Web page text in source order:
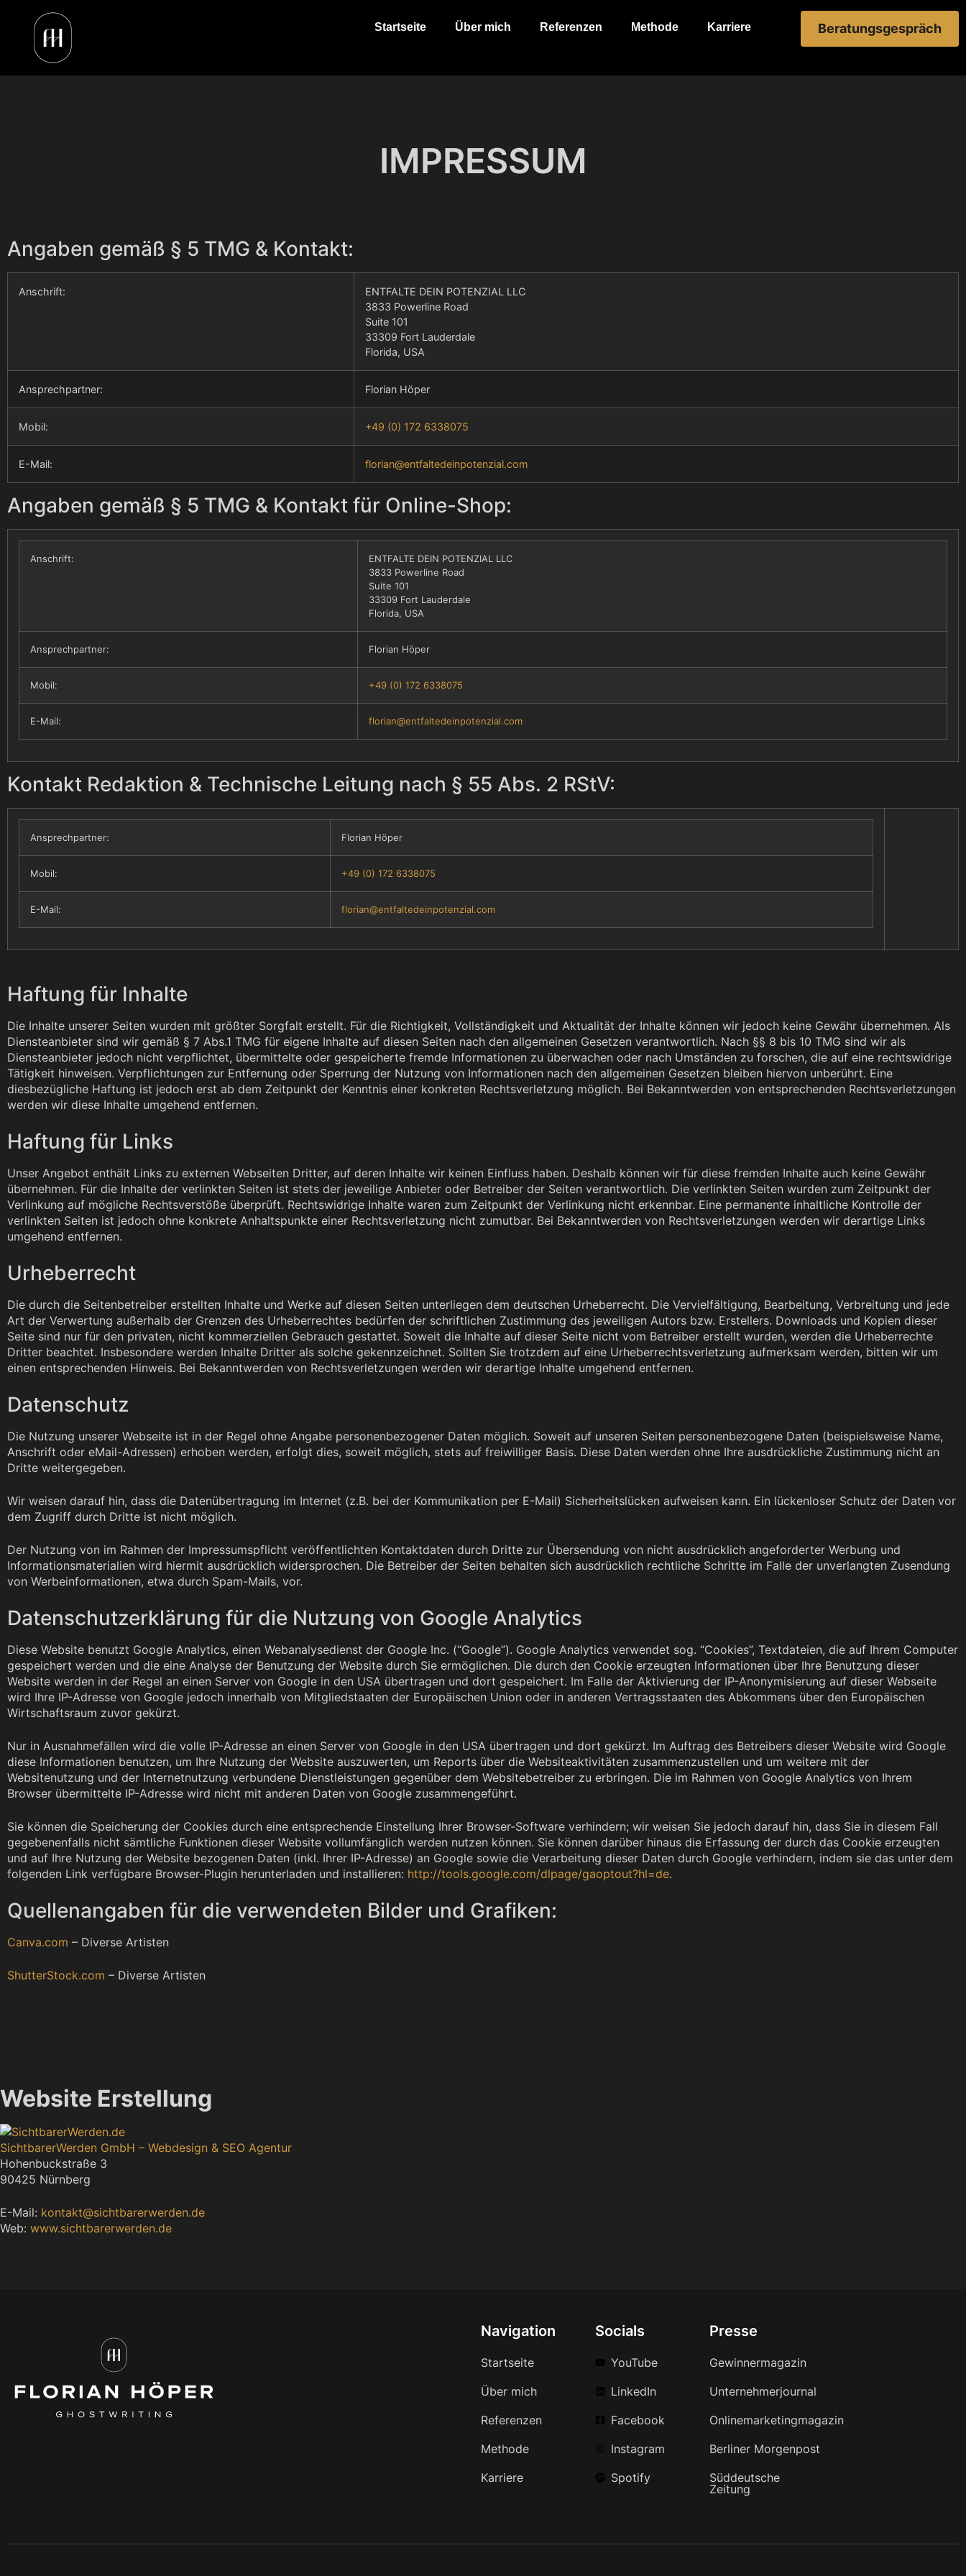
Startseite Über mich Referenzen Methode Karriere Beratungsgespräch
IMPRESSUM
Angaben gemäß § 5 TMG & Kontakt:
Anschrift:
ENTFALTE DEIN POTENZIAL LLC
3833 Powerline Road
Suite 101
33309 Fort Lauderdale
Florida, USA
Ansprechpartner: Florian Höper
Mobil: +49 (0) 172 6338075
E-Mail: florian@entfaltedeinpotenzial.com
Angaben gemäß § 5 TMG & Kontakt für Online-Shop:
Anschrift:
ENTFALTE DEIN POTENZIAL LLC
3833 Powerline Road
Suite 101
33309 Fort Lauderdale
Florida, USA
Ansprechpartner: Florian Höper
Mobil: +49 (0) 172 6338075
E-Mail: florian@entfaltedeinpotenzial.com
Kontakt Redaktion & Technische Leitung nach § 55 Abs. 2 RStV:
Ansprechpartner: Florian Höper
Mobil: +49 (0) 172 6338075
E-Mail: florian@entfaltedeinpotenzial.com
Haftung für Inhalte
Die Inhalte unserer Seiten wurden mit größter Sorgfalt erstellt. Für die Richtigkeit, Vollständigkeit und Aktualität der Inhalte können wir jedoch keine Gewähr übernehmen. Als
Diensteanbieter sind wir gemäß § 7 Abs.1 TMG für eigene Inhalte auf diesen Seiten nach den allgemeinen Gesetzen verantwortlich. Nach §§ 8 bis 10 TMG sind wir als
Diensteanbieter jedoch nicht verpflichtet, übermittelte oder gespeicherte fremde Informationen zu überwachen oder nach Umständen zu forschen, die auf eine rechtswidrige
Tätigkeit hinweisen. Verpflichtungen zur Entfernung oder Sperrung der Nutzung von Informationen nach den allgemeinen Gesetzen bleiben hiervon unberührt. Eine
diesbezügliche Haftung ist jedoch erst ab dem Zeitpunkt der Kenntnis einer konkreten Rechtsverletzung möglich. Bei Bekanntwerden von entsprechenden Rechtsverletzungen
werden wir diese Inhalte umgehend entfernen.
Haftung für Links
Unser Angebot enthält Links zu externen Webseiten Dritter, auf deren Inhalte wir keinen Einfluss haben. Deshalb können wir für diese fremden Inhalte auch keine Gewähr
übernehmen. Für die Inhalte der verlinkten Seiten ist stets der jeweilige Anbieter oder Betreiber der Seiten verantwortlich. Die verlinkten Seiten wurden zum Zeitpunkt der
Verlinkung auf mögliche Rechtsverstöße überprüft. Rechtswidrige Inhalte waren zum Zeitpunkt der Verlinkung nicht erkennbar. Eine permanente inhaltliche Kontrolle der
verlinkten Seiten ist jedoch ohne konkrete Anhaltspunkte einer Rechtsverletzung nicht zumutbar. Bei Bekanntwerden von Rechtsverletzungen werden wir derartige Links
umgehend entfernen.
Urheberrecht
Die durch die Seitenbetreiber erstellten Inhalte und Werke auf diesen Seiten unterliegen dem deutschen Urheberrecht. Die Vervielfältigung, Bearbeitung, Verbreitung und jede
Art der Verwertung außerhalb der Grenzen des Urheberrechtes bedürfen der schriftlichen Zustimmung des jeweiligen Autors bzw. Erstellers. Downloads und Kopien dieser
Seite sind nur für den privaten, nicht kommerziellen Gebrauch gestattet. Soweit die Inhalte auf dieser Seite nicht vom Betreiber erstellt wurden, werden die Urheberrechte
Dritter beachtet. Insbesondere werden Inhalte Dritter als solche gekennzeichnet. Sollten Sie trotzdem auf eine Urheberrechtsverletzung aufmerksam werden, bitten wir um
einen entsprechenden Hinweis. Bei Bekanntwerden von Rechtsverletzungen werden wir derartige Inhalte umgehend entfernen.
Datenschutz
Die Nutzung unserer Webseite ist in der Regel ohne Angabe personenbezogener Daten möglich. Soweit auf unseren Seiten personenbezogene Daten (beispielsweise Name,
Anschrift oder eMail-Adressen) erhoben werden, erfolgt dies, soweit möglich, stets auf freiwilliger Basis. Diese Daten werden ohne Ihre ausdrückliche Zustimmung nicht an
Dritte weitergegeben.
Wir weisen darauf hin, dass die Datenübertragung im Internet (z.B. bei der Kommunikation per E-Mail) Sicherheitslücken aufweisen kann. Ein lückenloser Schutz der Daten vor
dem Zugriff durch Dritte ist nicht möglich.
Der Nutzung von im Rahmen der Impressumspflicht veröffentlichten Kontaktdaten durch Dritte zur Übersendung von nicht ausdrücklich angeforderter Werbung und
Informationsmaterialien wird hiermit ausdrücklich widersprochen. Die Betreiber der Seiten behalten sich ausdrücklich rechtliche Schritte im Falle der unverlangten Zusendung
von Werbeinformationen, etwa durch Spam-Mails, vor.
Datenschutzerklärung für die Nutzung von Google Analytics
Diese Website benutzt Google Analytics, einen Webanalysedienst der Google Inc. (“Google”). Google Analytics verwendet sog. “Cookies”, Textdateien, die auf Ihrem Computer
gespeichert werden und die eine Analyse der Benutzung der Website durch Sie ermöglichen. Die durch den Cookie erzeugten Informationen über Ihre Benutzung dieser
Website werden in der Regel an einen Server von Google in den USA übertragen und dort gespeichert. Im Falle der Aktivierung der IP-Anonymisierung auf dieser Webseite
wird Ihre IP-Adresse von Google jedoch innerhalb von Mitgliedstaaten der Europäischen Union oder in anderen Vertragsstaaten des Abkommens über den Europäischen
Wirtschaftsraum zuvor gekürzt.
Nur in Ausnahmefällen wird die volle IP-Adresse an einen Server von Google in den USA übertragen und dort gekürzt. Im Auftrag des Betreibers dieser Website wird Google
diese Informationen benutzen, um Ihre Nutzung der Website auszuwerten, um Reports über die Websiteaktivitäten zusammenzustellen und um weitere mit der
Websitenutzung und der Internetnutzung verbundene Dienstleistungen gegenüber dem Websitebetreiber zu erbringen. Die im Rahmen von Google Analytics von Ihrem
Browser übermittelte IP-Adresse wird nicht mit anderen Daten von Google zusammengeführt.
Sie können die Speicherung der Cookies durch eine entsprechende Einstellung Ihrer Browser-Software verhindern; wir weisen Sie jedoch darauf hin, dass Sie in diesem Fall
gegebenenfalls nicht sämtliche Funktionen dieser Website vollumfänglich werden nutzen können. Sie können darüber hinaus die Erfassung der durch das Cookie erzeugten
und auf Ihre Nutzung der Website bezogenen Daten (inkl. Ihrer IP-Adresse) an Google sowie die Verarbeitung dieser Daten durch Google verhindern, indem sie das unter dem
folgenden Link verfügbare Browser-Plugin herunterladen und installieren: http://tools.google.com/dlpage/gaoptout?hl=de.
Quellenangaben für die verwendeten Bilder und Grafiken:
Canva.com – Diverse Artisten
ShutterStock.com – Diverse Artisten
Website Erstellung
SichtbarerWerden GmbH – Webdesign & SEO Agentur
Hohenbuckstraße 3
90425 Nürnberg
E-Mail: kontakt@sichtbarerwerden.de
Web: www.sichtbarerwerden.de
Navigation
Startseite
Über mich
Referenzen
Methode
Karriere
Socials
YouTube
LinkedIn
Facebook
Instagram
Spotify
Presse
Gewinnermagazin
Unternehmerjournal
Onlinemarketingmagazin
Berliner Morgenpost
Süddeutsche
Zeitung